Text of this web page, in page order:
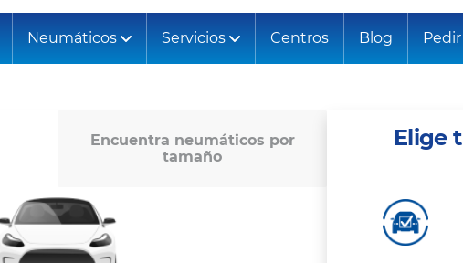
Neumáticos Servicios Centros Blog
Encuentra neumáticos por
tamaño
Elige